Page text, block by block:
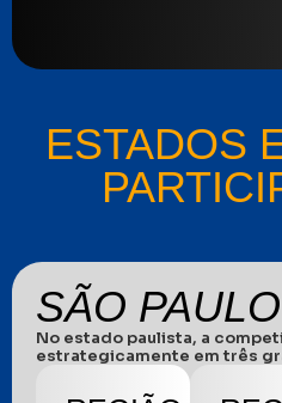
ESTADOS
SÃO
No estado paulista, a
estrategicamente em três